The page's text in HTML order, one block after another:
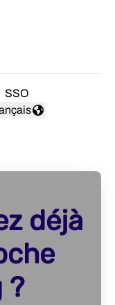
SSO
la langue
déjà
?